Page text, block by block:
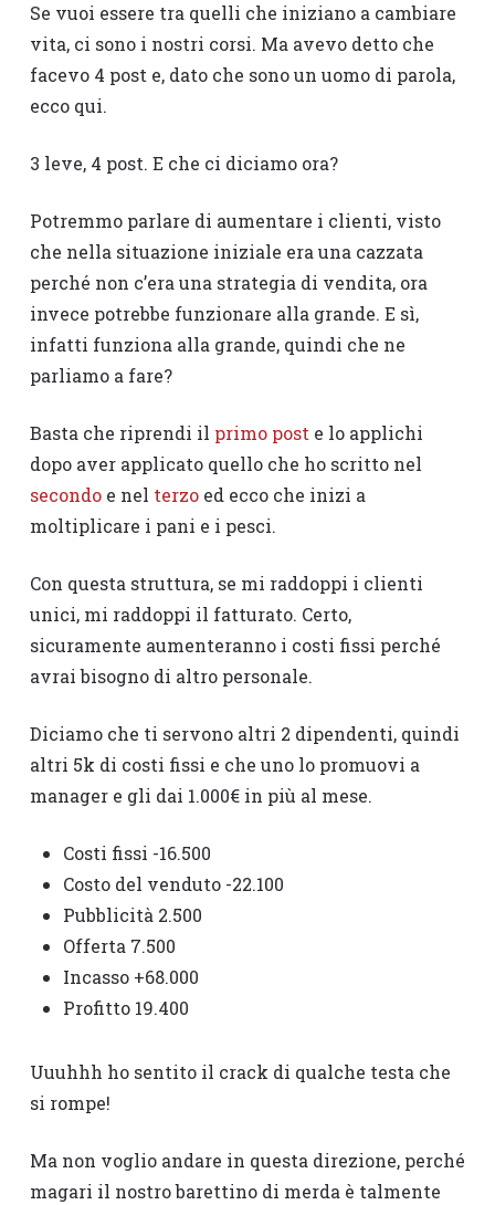
Se vuoi essere tra quelli che iniziano a cambiare
vita, ci sono i nostri corsi. Ma avevo detto che
facevo 4 post e, dato che sono un uomo di parola,
ecco qui.
3 leve, 4 post. E che ci diciamo ora?
Potremmo parlare di aumentare i clienti, visto
che nella situazione iniziale era una cazzata
perché non c’era una strategia di vendita, ora
invece potrebbe funzionare alla grande. E sì,
infatti funziona alla grande, quindi che ne
parliamo a fare?
Basta che riprendi il primo poste lo applichi
dopo aver applicato quello che ho scritto nel
secondoe nel terzoed ecco che inizi a
moltiplicare i pani e i pesci.
Con questa struttura, se mi raddoppi i clienti
unici, mi raddoppi il fatturato. Certo,
sicuramente aumenteranno i costi fissi perché
avrai bisogno di altro personale.
Diciamo che ti servono altri 2 dipendenti, quindi
altri 5k di costi fissi e che uno lo promuovi a
manager e gli dai 1.000€ in più al mese.
Costi fissi -16.500
Costo del venduto -22.100
Pubblicità 2.500
Offerta 7.500
Incasso +68.000
Profitto 19.400
Uuuhhh ho sentito il crack di qualche testa che
si rompe!
Ma non voglio andare in questa direzione, perché
magari il nostro barettino di merda è talmente